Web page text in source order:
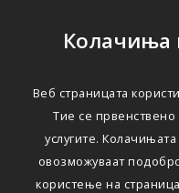
Колачиња
Веб страницата
Тие се
услугите.
овозможуваат
користење на